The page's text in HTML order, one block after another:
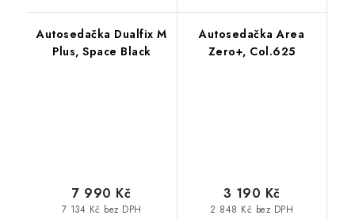
Autosedačka Dualfix M
Plus, Space Black
7 134 Kč bez DPH
7 990 Kč
Autosedačka Area
Zero+, Col.625
2 848 Kč bez DPH
3 190 Kč